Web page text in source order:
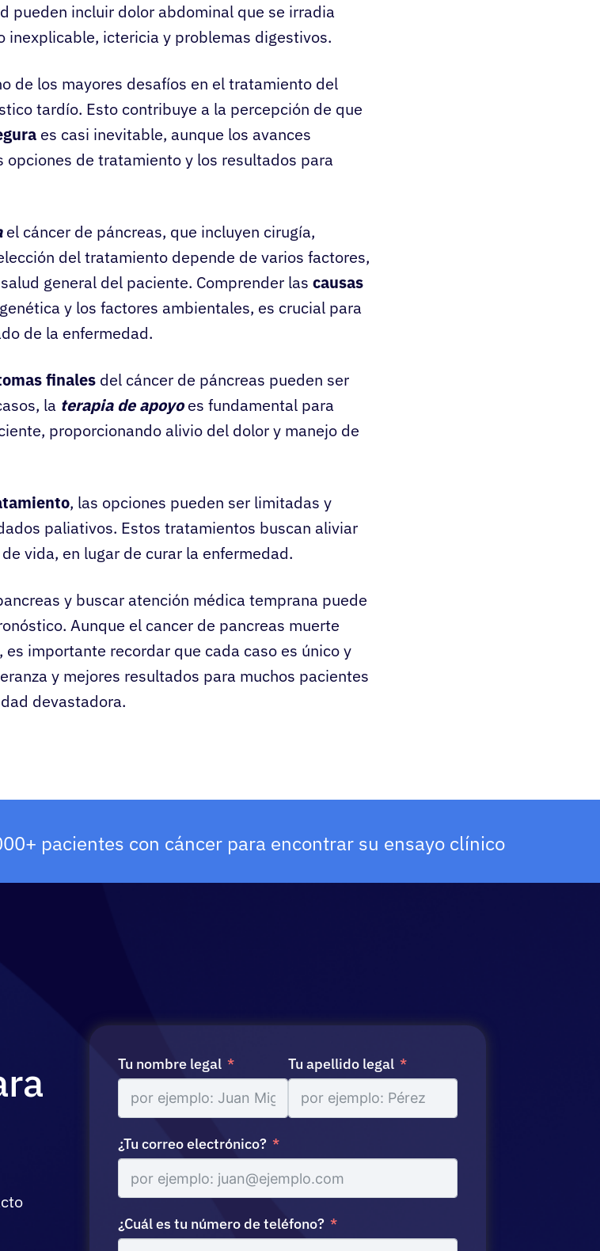
pueden incluir dolor abdominal que se irradia
inexplicable, ictericia y problemas digestivos.
de los mayores desafíos en el tratamiento del
tardío. Esto contribuye a la percepción de que
es casi inevitable, aunque los avances
opciones de tratamiento y los resultados para
el cáncer de páncreas, que incluyen cirugía,
del tratamiento depende de varios factores,
general del paciente. Comprender las causas
y los factores ambientales, es crucial para
de la enfermedad.
finales del cáncer de páncreas pueden ser
la terapia de apoyoes fundamental para
proporcionando alivio del dolor y manejo de
, las opciones pueden ser limitadas y
paliativos. Estos tratamientos buscan aliviar
vida, en lugar de curar la enfermedad.
y buscar atención médica temprana puede
Aunque el cancer de pancreas muerte
importante recordar que cada caso es único y
y mejores resultados para muchos pacientes
devastadora.
pacientes con cáncer para encontrar su ensayo clínico
Tu nombre legal Tu apellido legal
¿Tu correo electrónico?
¿Cuál es tu número de teléfono?